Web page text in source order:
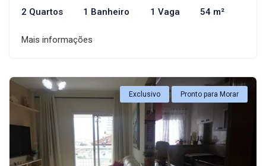
2 Quartos 1 Banheiro 1 Vaga 54 m²
Mais informações
Exclusivo Pronto para Morar